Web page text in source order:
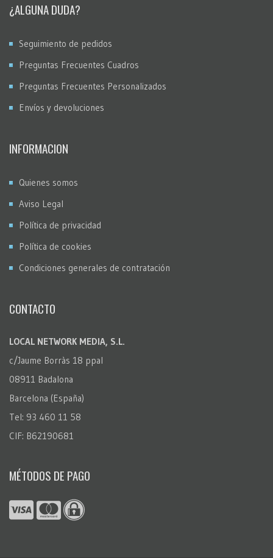
¿ALGUNA DUDA?
Seguimiento de pedidos
Preguntas Frecuentes Cuadros
Preguntas Frecuentes Personalizados
Envíos y devoluciones
INFORMACION
Quienes somos
Aviso Legal
Política de privacidad
Política de cookies
Condiciones generales de contratación
CONTACTO
LOCAL NETWORK MEDIA, S.L.
c/Jaume Borràs 18 ppal
08911 Badalona
Barcelona (España)
Tel: 93 460 11 58
CIF: B62190681
MÉTODOS DE PAGO